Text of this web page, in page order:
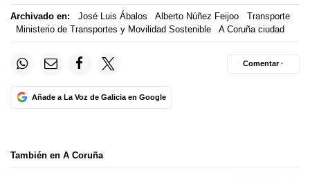
Archivado en: José Luis Ábalos Alberto Núñez Feijoo
Transporte
Ministerio de Transportes y Movilidad Sostenible
A Coruña ciudad
Añade a La Voz de Galicia en Google
Comentar ·
También en A Coruña